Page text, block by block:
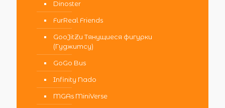
Dinoster
FurReal Friends
GooJitZu Тянущиеся фигурки
(Гуджитсу)
GoGo Bus
Infinity Nado
MGAs MiniVerse